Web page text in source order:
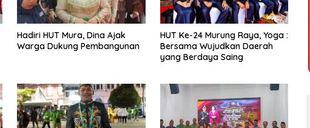
Hadiri HUT Mura, Dina Ajak
Warga Dukung Pembangunan
HUT Ke-24 Murung Raya, Yoga :
Bersama Wujudkan Daerah
yang Berdaya Saing